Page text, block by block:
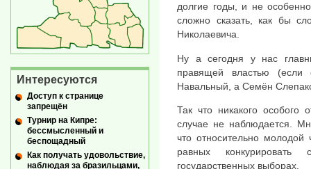
долгие годы, и не
сложно сказать, как бы
Николаевича.
Ну а сегодня у нас
правящей властью (если
Навальный, а Семён
Так что никакого особого
случае не наблюдается.
что относительно
равных конкурировать
государственных выборах.
Интересуются
Доступ к странице
запрещён
Турнир на Кипре:
бессмысленный и
беспощадный
Как получать удовольствие,
наблюдая за бразильцами,